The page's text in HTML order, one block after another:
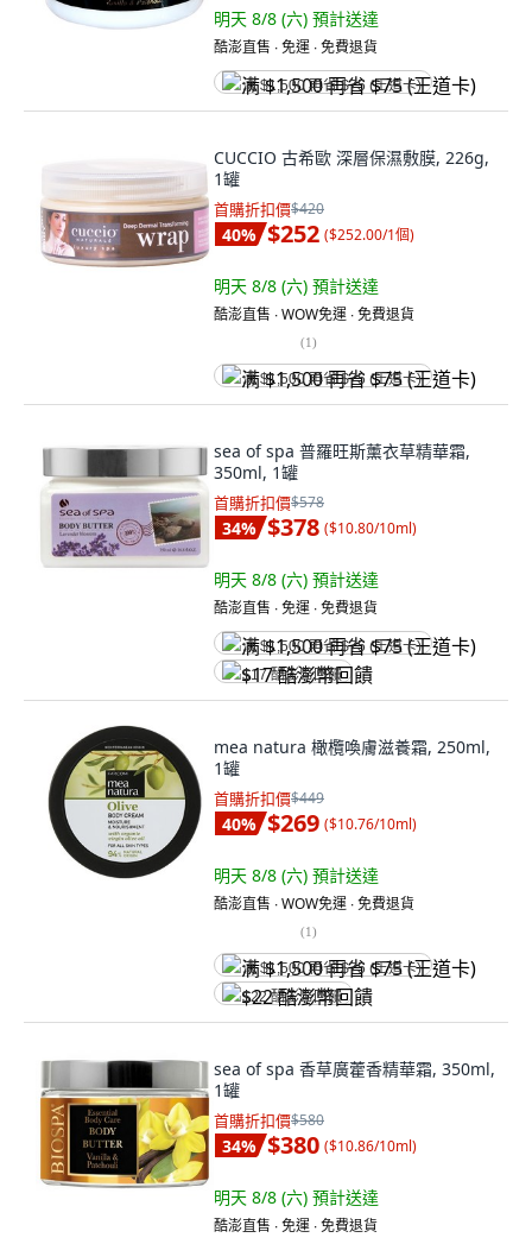
明天 8/8 (六) 預計送達
酷澎直售 ∙ 免運 ∙ 免費退貨
满 $1,500 再省 $75 (王道卡)
CUCCIO 古希歐 深層保濕敷膜, 226g,
1罐
首購折扣價$420
40% $252 ($252.00/1個)
明天 8/8 (六) 預計送達
酷澎直售 ∙ WOW免運 ∙ 免費退貨
(1)
满 $1,500 再省 $75 (王道卡)
sea of spa 普羅旺斯薰衣草精華霜,
350ml, 1罐
首購折扣價$578
34% $378 ($10.80/10ml)
明天 8/8 (六) 預計送達
酷澎直售 ∙ 免運 ∙ 免費退貨
满 $1,500 再省 $75 (王道卡)
$17 酷澎幣回饋
mea natura 橄欖喚膚滋養霜, 250ml,
1罐
首購折扣價$449
40% $269 ($10.76/10ml)
明天 8/8 (六) 預計送達
酷澎直售 ∙ WOW免運 ∙ 免費退貨
(1)
满 $1,500 再省 $75 (王道卡)
$22 酷澎幣回饋
sea of spa 香草廣藿香精華霜, 350ml,
1罐
首購折扣價$580
34% $380 ($10.86/10ml)
明天 8/8 (六) 預計送達
酷澎直售 ∙ 免運 ∙ 免費退貨